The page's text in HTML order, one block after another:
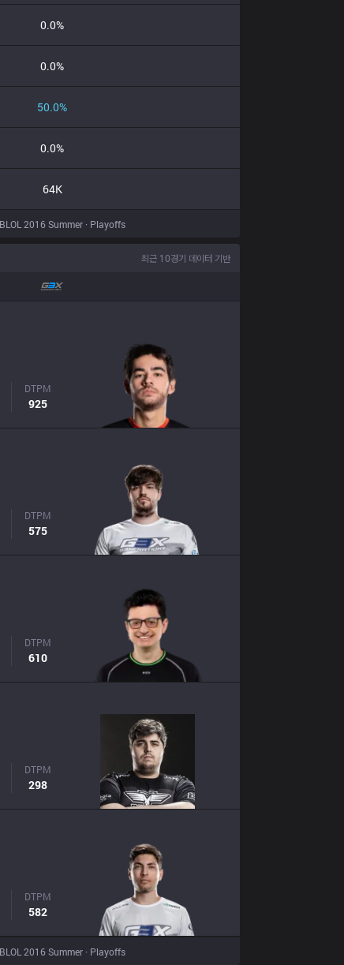
0.0%
0.0%
50.0%
0.0%
64K
2016 Summer · Playoffs
최근 10경기 데이터 기반
DTPM
925
DTPM
575
DTPM
610
DTPM
298
DTPM
582
2016 Summer · Playoffs